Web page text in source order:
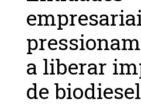
a liberar
de biodiesel